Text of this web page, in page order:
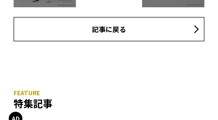
記事に戻る
特集記事